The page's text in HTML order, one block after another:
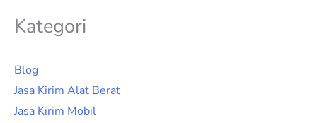
Kategori
Blog
Jasa Kirim Alat Berat
Jasa Kirim Mobil